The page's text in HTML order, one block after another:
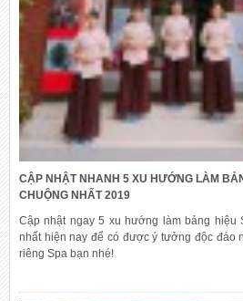
CẬP NHẬT NHANH 5 XU HƯỚNG LÀM
CHUỘNG NHẤT 2019
Cập nhật ngay 5 xu hướng làm bảng hiệu
nhất hiện nay để có được ý tưởng độc đáo
riêng Spa bạn nhé!